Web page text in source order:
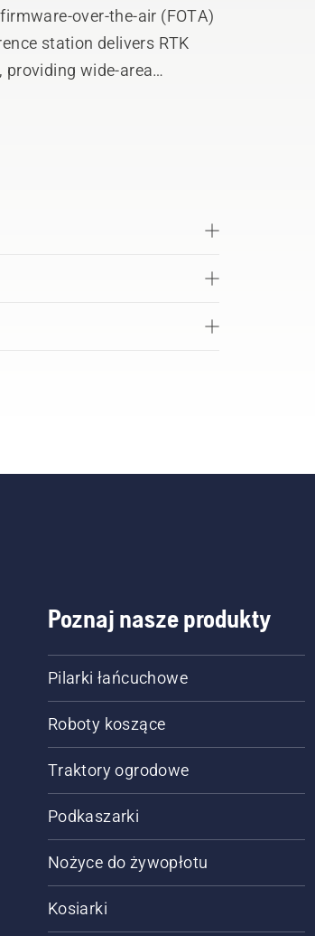
over-the-air (FOTA)
station delivers RTK
wide-area
Poznaj nasze produkty
Pilarki łańcuchowe
Roboty koszące
Traktory ogrodowe
Podkaszarki
Nożyce do żywopłotu
Kosiarki